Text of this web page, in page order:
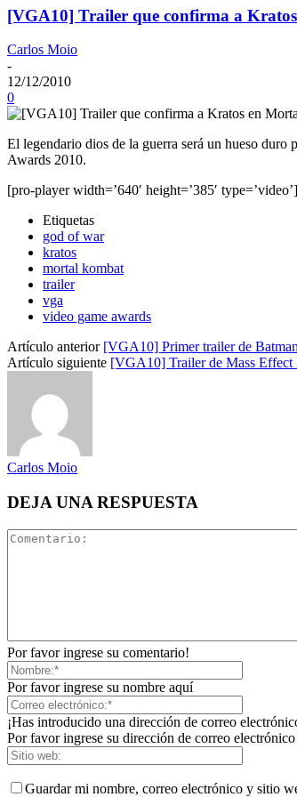
[VGA10] Trailer que confirma a
Carlos Moio
-
12/12/2010
0
El legendario dios de la guerra será un hueso
Awards 2010.
[pro-player width=’640′ height=’385′
Etiquetas
god of war
kratos
mortal kombat
trailer
vga
video game awards
Artículo anterior [VGA10] Primer trailer de
Artículo siguiente [VGA10] Trailer de Mass Effect
Carlos Moio
DEJA UNA RESPUESTA
Por favor ingrese su comentario!
Por favor ingrese su nombre aquí
¡Has introducido una dirección de correo
Por favor ingrese su dirección de correo
Guardar mi nombre, correo electrónico y sitio